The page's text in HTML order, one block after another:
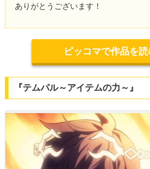
ありがとうございます！
ピッコマで作品を
『テムパル～アイテムの力～』